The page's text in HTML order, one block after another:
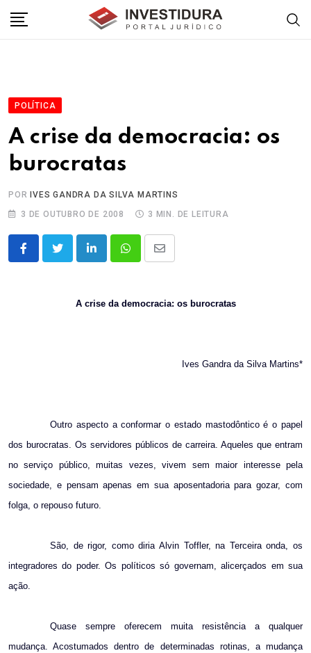
POLÍTICA
A crise da democracia: os
burocratas
POR
IVES GANDRA DA SILVA MARTINS
3 DE OUTUBRO DE 2008
3 MIN. DE LEITURA
LinkedInWhatsappShare
A crise da democracia: os burocratas
Ives Gandra da Silva Martins*
Outro aspecto a conformar o estado mastodôntico é o papel
dos burocratas. Os servidores públicos de carreira. Aqueles que entram
no serviço público, muitas vezes, vivem sem maior interesse pela
sociedade, e pensam apenas em sua aposentadoria para gozar, com
folga, o repouso futuro.
São, de rigor, como diria Alvin Toffler, na Terceira onda, os
integradores do poder. Os políticos só governam, alicerçados em sua
ação.
Quase sempre oferecem muita resistência a qualquer
mudança. Acostumados dentro de determinadas rotinas, a mudança